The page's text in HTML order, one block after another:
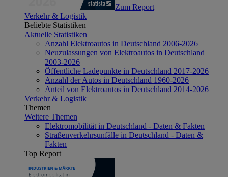
Zum Report
Verkehr & Logistik
Beliebte Statistiken
Aktuelle Statistiken
Anzahl Elektroautos in Deutschland 2006-2026
Neuzulassungen von Elektroautos in Deutschland
2003-2026
Öffentliche Ladepunkte in Deutschland 2017-2026
Anzahl der Autos in Deutschland 1960-2026
Anteil von Elektroautos in Deutschland 2014-2026
Verkehr & Logistik
Themen
Weitere Themen
Elektromobilität in Deutschland - Daten & Fakten
Straßenverkehrsunfälle in Deutschland - Daten &
Fakten
Top Report